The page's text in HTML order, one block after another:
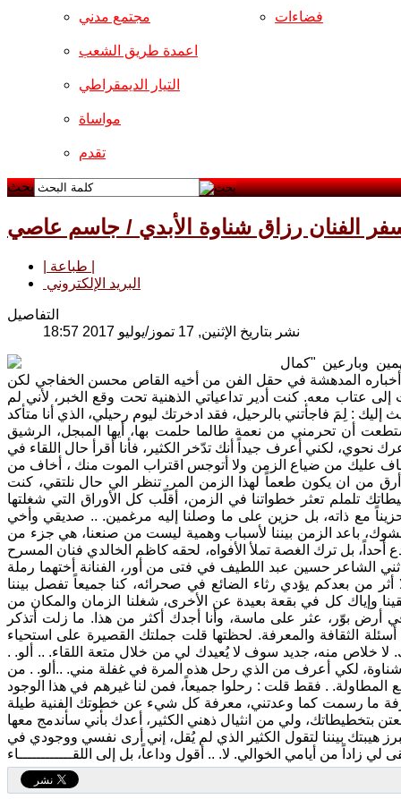
مجتمع مدني فضاءات
اعمدة طريق الشعب
التيار الديمقراطي
مواساة
تقدم
بحث
الفنان رزاق شناوة الأبدي / جاسم عاصي
البريد الإلكتروني
التفاصيل
نشر بتاريخ الإثنين, 17 تموز/يوليو 2017 18:57
وبارعين "كمال
المدهشة في حقل الفن من أخيه القاص محسن الخفاجي لكن
عتاب معه. كنت أدير تداعياتي الذهنية تحت وقع الخبر، لأني لم
: لِمَ فاجأتني بالرحيل، فقد ادخرتك ليوم رحيلي، الذي أنا متأكد
أن تحرمني من نعمة طالما حلمت بها، أيها المبجل، الرشيق
نحوي، لكني أعرف جيداً أنك تدّخر الكثير، فأنا أقرأ حال اللقاء في
عليك من ضياع الزمن ولا أتوجس اقتراب الموت منك ، أخاف من
من ان يكون طعماً لهذا الزمن المر. تنظر الي حال نلتقي، كنت
تلملم تعثر خطواتنا في الزمن، أقلّب كل الأوراق التي شغلتها
حزيناً مع ذاته، بل حزين على ما وصلنا إليه مرغمين. .. صديقي وأخي
باعد الزمن بيننا لأسباب وهمية ليست من صنعنا، هي جزء من
بل ترك الغصة تملأ الأفواه، لحقه كاظم الخالدي فنان المسرح
الشاعر حسين عبد اللطيف في فتى من أور، الفنانة أختهما رملة
بعدكم يؤدي رثاء الضائع في صحرائه، كنا جميعاً تفصل بيننا
وإياك كل في بقعة بعيدة عن الأخرى، شغلنا الزمان والمكان من
في أرض بوّر، عثر على ماسة، وأنا أجدك أكثر من هذا. ما زلت أتذكر
الثقافة والمعرفة. لحظتها قلت جملتك القصيرة على استحياء
خلاص منه، جديد سوف لا يُعيدك لي من خلال متعة اللقاء. .. ألو. .
لكي أعرف من الذي رحل هذه المرة في غفلة مني. ..ألو. . من
. فقط قلت : رحلوا جميعاً، فمن لنا غيرهم في هذا الوجود
ما رسمت كما وعدتني، معرفة كل شيء عن خطوتك الفنية طيلة
بتخطيطاتك، ولي من انثيال ذهني الكثير، أعدك بأني سأندمج معها
هيبتك بيننا لتقول الكثير الذي لم يُقل، إني أرى نفسي ووجودي في